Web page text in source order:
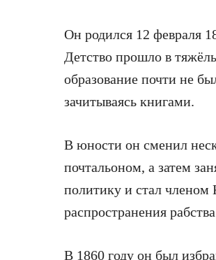
Он родился 12 февраля
Детство прошло в
образование почти не
зачитываясь книгами.
В юности он сменил
почтальоном, а затем
политику и стал членом
распространения
В 1860 году он был